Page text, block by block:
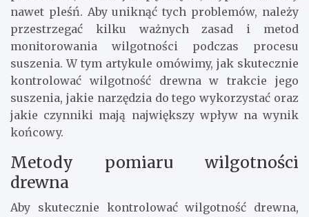
nawet pleśń. Aby uniknąć tych problemów, należy
przestrzegać kilku ważnych zasad i metod
monitorowania wilgotności podczas procesu
suszenia. W tym artykule omówimy, jak skutecznie
kontrolować wilgotność drewna w trakcie jego
suszenia, jakie narzędzia do tego wykorzystać oraz
jakie czynniki mają największy wpływ na wynik
końcowy.
Metody pomiaru wilgotności
drewna
Aby skutecznie kontrolować wilgotność drewna,